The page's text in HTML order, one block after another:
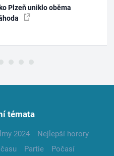
Plzeň uniklo oběma
témata
2024
Nejlepší horory
Partie
Počasí